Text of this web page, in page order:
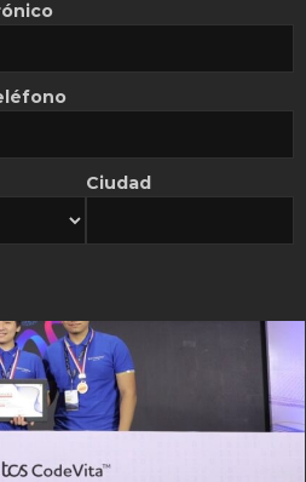
NEWS
Libre por costos
MARZO, 2026
Ciudad